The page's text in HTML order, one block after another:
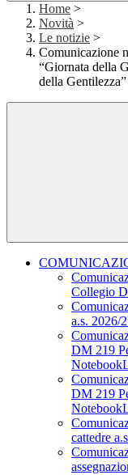
Home >
Novità >
Le notizie >
Comunicazione
“Giornata della
della
Collegio
a.s. 2026/
DM 219
DM 219
cattedre